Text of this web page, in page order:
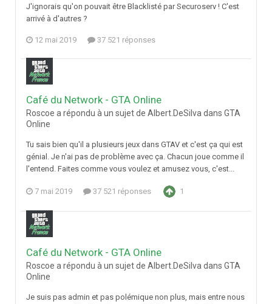
J'ignorais qu'on pouvait être Blacklisté par Securoserv ! C'est
arrivé à d'autres ?
12 mai 2019 37 521 réponses
Café du Network - GTA Online
Roscoe a répondu à un sujet de Albert.DeSilva dans GTA
Online
Tu sais bien qu'il a plusieurs jeux dans GTAV et c'est ça qui est
génial. Je n'ai pas de problème avec ça. Chacun joue comme il
l'entend. Faites comme vous voulez et amusez vous, c'est...
7 mai 2019 37 521 réponses 1
Café du Network - GTA Online
Roscoe a répondu à un sujet de Albert.DeSilva dans GTA
Online
Je suis pas admin et pas polémique non plus, mais entre nous